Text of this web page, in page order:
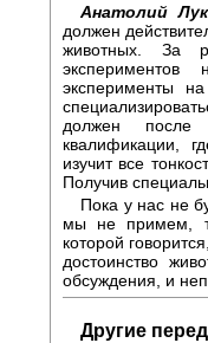
Анатолий
должен
животных. За
эксперименты
должен после
квалификации,
изучит все
Получив
Пока у нас не
мы не примем,
которой
достоинство
обсуждения, и
Другие